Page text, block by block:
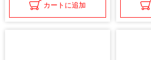
カートに追加